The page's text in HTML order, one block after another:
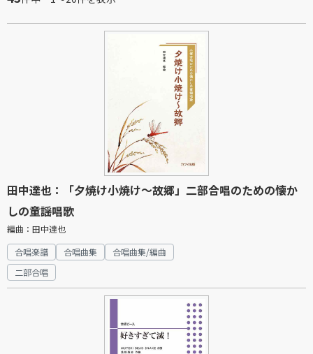
田中達也：「夕焼け小焼け～故郷」二部合唱のための懐か
しの童謡唱歌
編曲：田中達也
合唱楽譜
合唱曲集
合唱曲集/編曲
二部合唱